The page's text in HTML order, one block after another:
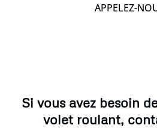
APPELEZ-
Si vous avez besoin
volet roulant,